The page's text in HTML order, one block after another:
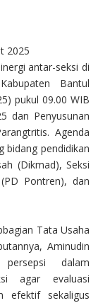
2025
antar-seksi di
Bantul
pukul 09.00 WIB
dan Penyusunan
Agenda
bidang pendidikan
(Dikmad), Seksi
Pontren), dan
Tata Usaha
Aminudin
persepsi dalam
agar evaluasi
efektif sekaligus